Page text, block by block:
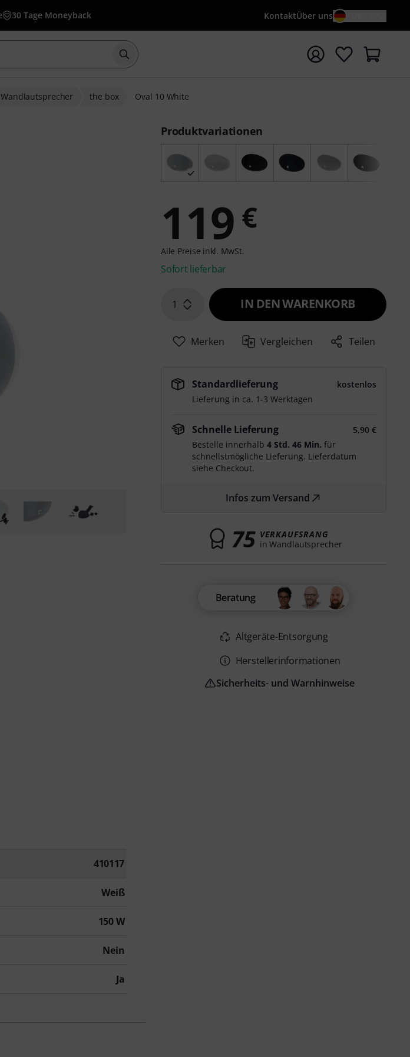
30 Tage Moneyback KontaktÜber uns
Suche mit Suchwort {searchTerm} starten
Wandlautsprecher the box Oval 10 White
410117
Weiß
150 W
Nein
Ja
Produktvariationen
119 €
Alle Preise inkl. MwSt.
Sofort lieferbar
1 IN DEN WARENKORB
Merken Vergleichen Teilen
Standardlieferung
kostenlos
Lieferung in ca. 1-3 Werktagen
Schnelle Lieferung
5,90 €
Bestelle innerhalb4 Std. 46 Min. für
schnellstmögliche Lieferung. Lieferdatum
siehe Checkout.
Infos zum Versand
75 VERKAUFSRANG
in Wandlautsprecher
Beratung
Altgeräte-Entsorgung
Herstellerinformationen
Sicherheits- und Warnhinweise